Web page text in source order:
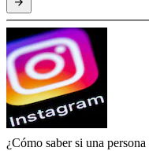
¿Cómo saber si una